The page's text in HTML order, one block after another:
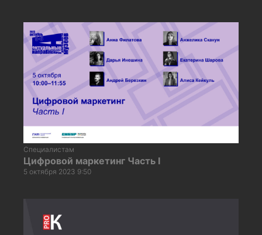
Специалистам
Цифровой маркетинг Часть I
5 октября 2023 9:50